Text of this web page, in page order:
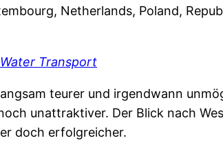
Netherlands, Poland,
Transport
teurer und irgendwann
unattraktiver. Der Blick nach
doch erfolgreicher.